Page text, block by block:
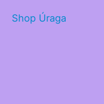
Shop Úraga